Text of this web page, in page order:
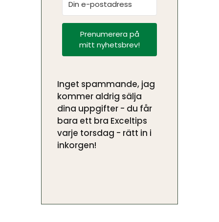
Prenumerera på
mitt nyhetsbrev!
Inget spammande, jag
kommer aldrig sälja
dina uppgifter - du får
bara ett bra Exceltips
varje torsdag - rätt in i
inkorgen!